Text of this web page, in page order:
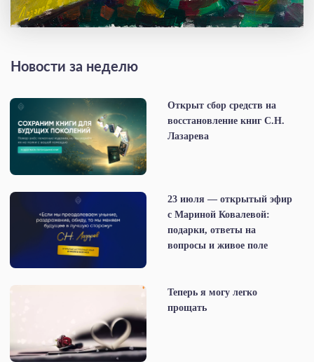
Новости за неделю
Открыт сбор средств на
восстановление книг С.Н.
Лазарева
23 июля — открытый эфир
с Мариной Ковалевой:
подарки, ответы на
вопросы и живое поле
Теперь я могу легко
прощать